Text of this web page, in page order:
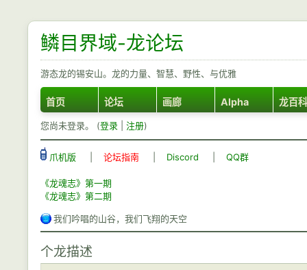
鳞目界域-龙论坛
游态龙的锡安山。龙的力量、智慧、野性、与优雅
首页 论坛 画廊 Alpha 龙百科
您尚未登录。 (登录 注册)
爪机版 论坛指南 Discord QQ群
《龙魂志》第一期
《龙魂志》第二期
我们吟唱的山谷，我们飞翔的天空
个龙描述